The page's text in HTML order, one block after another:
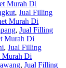
Murah Di
, Jual Filling
Murah Di
, Jual Filling
Murah Di
, Jual Filling
Murah Di
, Jual Filling